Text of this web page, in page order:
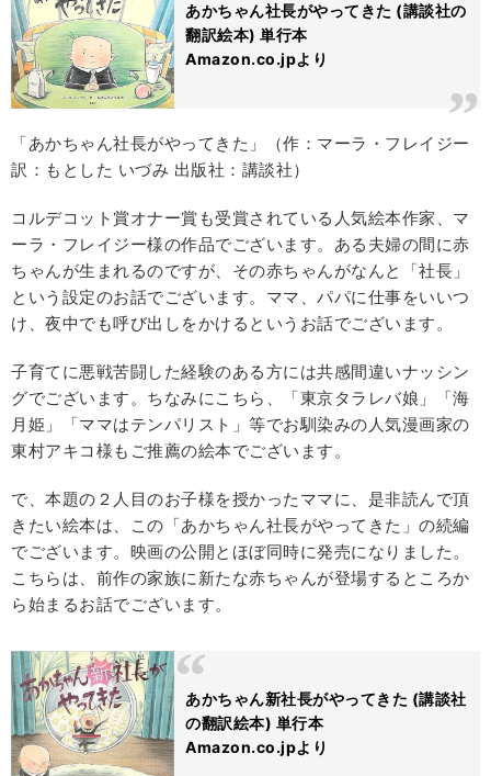
あかちゃん社長がやってきた (講談社の
翻訳絵本) 単行本
Amazon.co.jpより
「あかちゃん社長がやってきた」（作：マーラ・フレイジー
訳：もとした いづみ 出版社：講談社）
コルデコット賞オナー賞も受賞されている人気絵本作家、マ
ーラ・フレイジー様の作品でございます。ある夫婦の間に赤
ちゃんが生まれるのですが、その赤ちゃんがなんと「社長」
という設定のお話でございます。ママ、パパに仕事をいいつ
け、夜中でも呼び出しをかけるというお話でございます。
子育てに悪戦苦闘した経験のある方には共感間違いナッシン
グでございます。ちなみにこちら、「東京タラレバ娘」「海
月姫」「ママはテンパリスト」等でお馴染みの人気漫画家の
東村アキコ様もご推薦の絵本でございます。
で、本題の２人目のお子様を授かったママに、是非読んで頂
きたい絵本は、この「あかちゃん社長がやってきた」の続編
でございます。映画の公開とほぼ同時に発売になりました。
こちらは、前作の家族に新たな赤ちゃんが登場するところか
ら始まるお話でございます。
あかちゃん新社長がやってきた (講談社
の翻訳絵本) 単行本
Amazon.co.jpより